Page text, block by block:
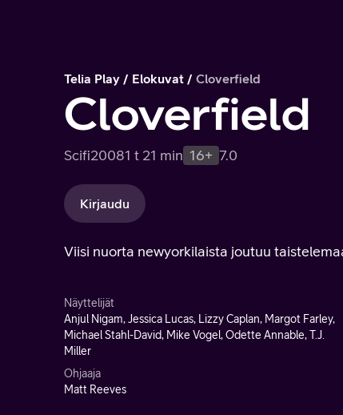
Telia Play Elokuvat Cloverfield
Cloverfield
Scifi20081 t 21 min 16+ 7.0
Kirjaudu
Viisi nuorta newyorkilaista joutuu
Näyttelijät
Anjul Nigam, Jessica Lucas, Lizzy Caplan, Margot Farley,
Michael Stahl-David, Mike Vogel, Odette Annable, T.J.
Miller
Ohjaaja
Matt Reeves